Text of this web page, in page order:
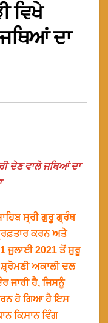
ਵਿਖੇ
ਦਾ
ਦੇਣ ਵਾਲੇ ਜਥਿਆਂ ਦਾ
ਸ੍ਰੀ ਗੁਰੂ ਗ੍ਰੰਥ
ਕਰਨ ਅਤੇ
ਜੁਲਾਈ 2021 ਤੋਂ ਸੁਰੂ
ਅਕਾਲੀ ਦਲ
ਜਾਰੀ ਹੈ, ਜਿਸਨੂੰ
ਹੋ ਗਿਆ ਹੈ ਇਸ
ਕਿਸਾਨ ਵਿੰਗ